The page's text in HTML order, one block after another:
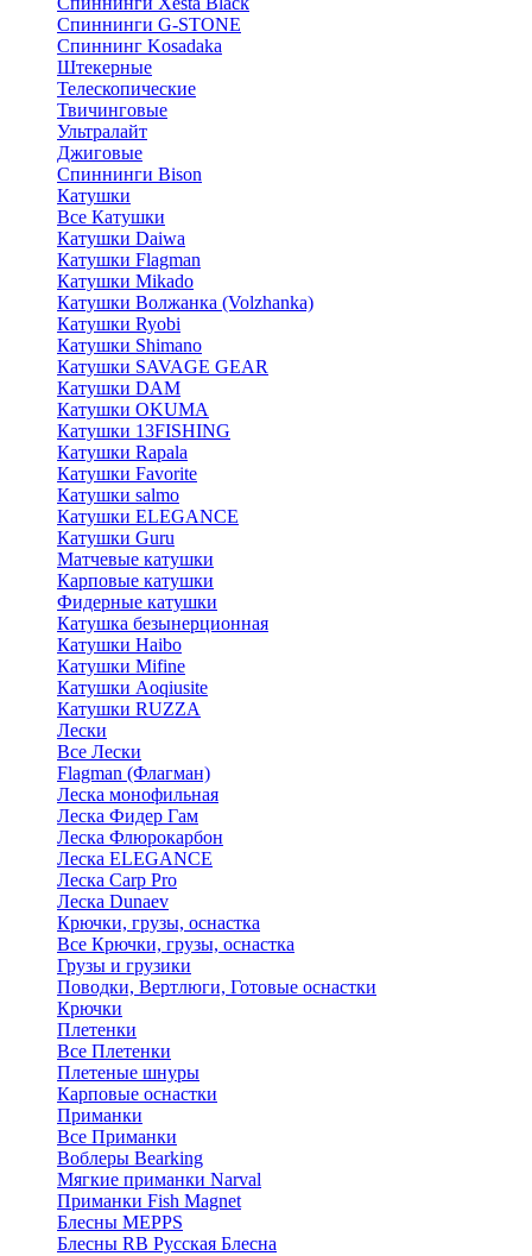
Спиннинги G-STONE
Спиннинг Kosadaka
Штекерные
Телескопические
Твичинговые
Ультралайт
Джиговые
Спиннинги Bison
Катушки
Все Катушки
Катушки Daiwa
Катушки Flagman
Катушки Mikado
Катушки Волжанка (Volzhanka)
Катушки Ryobi
Катушки Shimano
Катушки SAVAGE GEAR
Катушки DAM
Катушки OKUMA
Катушки 13FISHING
Катушки Rapala
Катушки Favorite
Катушки salmo
Катушки ELEGANCE
Катушки Guru
Матчевые катушки
Карповые катушки
Фидерные катушки
Катушка безынерционная
Катушки Haibo
Катушки Mifine
Катушки Aoqiusite
Катушки RUZZA
Лески
Все Лески
Flagman (Флагман)
Леска монофильная
Леска Фидер Гам
Леска Флюрокарбон
Леска ELEGANCE
Леска Carp Pro
Леска Dunaev
Крючки, грузы, оснастка
Все Крючки, грузы, оснастка
Грузы и грузики
Поводки, Вертлюги, Готовые оснастки
Крючки
Плетенки
Все Плетенки
Плетеные шнуры
Карповые оснастки
Приманки
Все Приманки
Воблеры Bearking
Мягкие приманки Narval
Приманки Fish Magnet
Блесны MEPPS
Блесны RB Русская Блесна